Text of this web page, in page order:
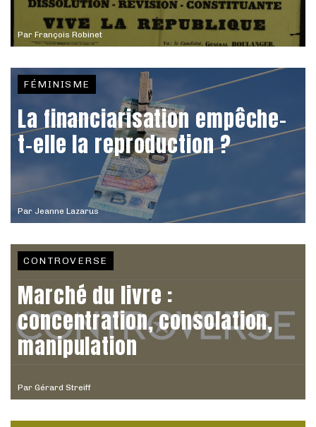
Par François Robinet
Par Jeanne Lazarus
FÉMINISME
La financiarisation empêche-
t-elle la reproduction ?
Par Gérard Streiff
CONTROVERSE
Marché du livre :
concentration, consolation,
manipulation